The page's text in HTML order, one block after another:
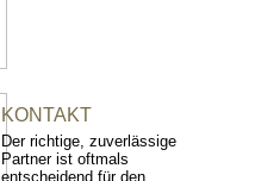
KONTAKT
Der richtige, zuverlässige
Partner ist oftmals
entscheidend für den